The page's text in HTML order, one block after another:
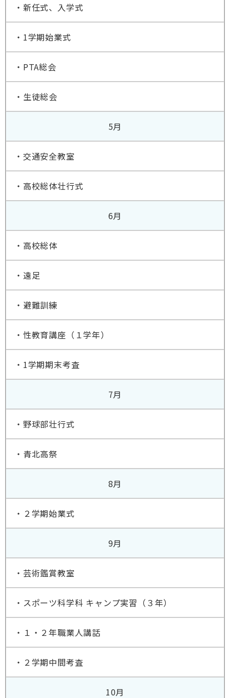
・新任式、入学式
・1学期始業式
・PTA総会
・生徒総会
5月
・交通安全教室
・高校総体壮行式
6月
・高校総体
・遠足
・避難訓練
・性教育講座（１学年）
・1学期期末考査
7月
・野球部壮行式
・青北高祭
8月
・２学期始業式
9月
・芸術鑑賞教室
・スポーツ科学科 キャンプ実習（３年）
・１・２年職業人講話
・２学期中間考査
10月